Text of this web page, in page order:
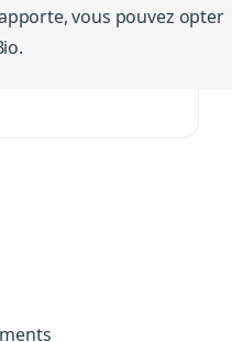
vous pouvez opter